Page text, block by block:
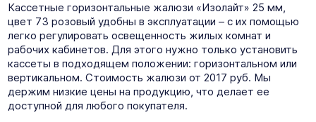
Кассетные горизонтальные жалюзи «Изолайт» 25 мм,
цвет 73 розовый удобны в эксплуатации – с их помощью
легко регулировать освещенность жилых комнат и
рабочих кабинетов. Для этого нужно только установить
кассеты в подходящем положении: горизонтальном или
вертикальном. Стоимость жалюзи от 2017 руб. Мы
держим низкие цены на продукцию, что делает ее
доступной для любого покупателя.